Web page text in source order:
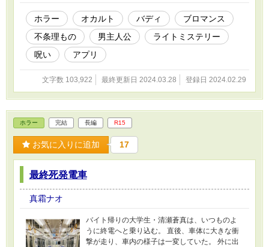
ホラー オカルト バディ
ブロマンス
不条理もの
男主人公
ライトミステリー
呪い
アプリ
文字数 103,922 最終更新日 2024.03.28 登録日 2024.02.29
ホラー 完結 長編 R15
お気に入りに追加 17
最終死発電車
真霜ナオ
バイト帰りの大学生・清瀬蒼真は、いつものよ
うに終電へと乗り込む。 直後、車体に大きな衝
撃が走り、車内の様子は一変していた。 外に出